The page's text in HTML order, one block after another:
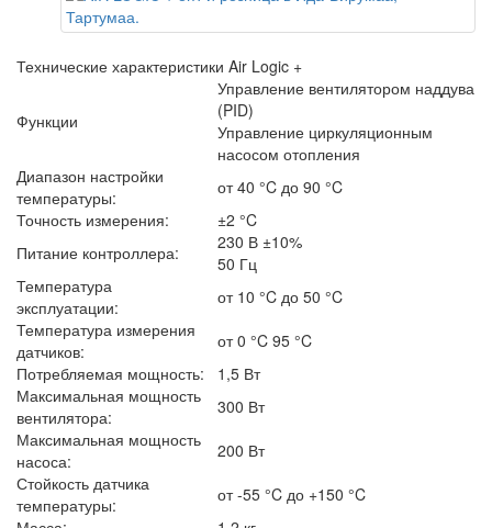
Технические характеристики Air Logic +
Функции
Управление вентилятором наддува
(PID)
Управление циркуляционным
насосом отопления
Диапазон настройки
температуры:
от 40 °C до 90 °C
Точность измерения:
±2 °C
Питание контроллера:
230 В ±10%
50 Гц
Температура
эксплуатации:
от 10 °C до 50 °C
Температура измерения
датчиков:
от 0 °C 95 °C
Потребляемая мощность:
1,5 Вт
Максимальная мощность
вентилятора:
300 Вт
Максимальная мощность
насоса:
200 Вт
Стойкость датчика
температуры:
от -55 °C до +150 °C